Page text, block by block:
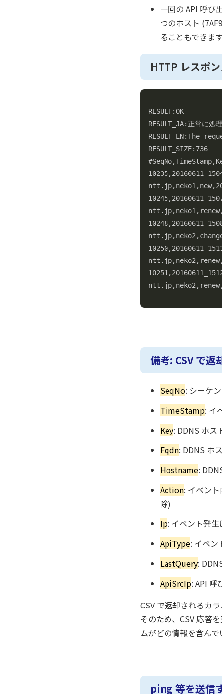
一回の API 呼び
つのホスト
ることもできま
HTTP レスポ
RESULT:OK
RESULT_JA:正常に処
RESULT_EN:The
RESULT_SIZE:736
備考: CSV で返
SeqNo: シーケ
TimeStamp: イ
Key: DDNS ホス
Fqdn: DDNS ホ
Hostname:
Action: イベン
除)
Ip: イベント発
ApiType: イベ
LastQuery:
ApiSrcIp: API 呼
CSV で返却されるカ
そのため、CSV 応答
ムがどの情報を含ん
ping 等を送信